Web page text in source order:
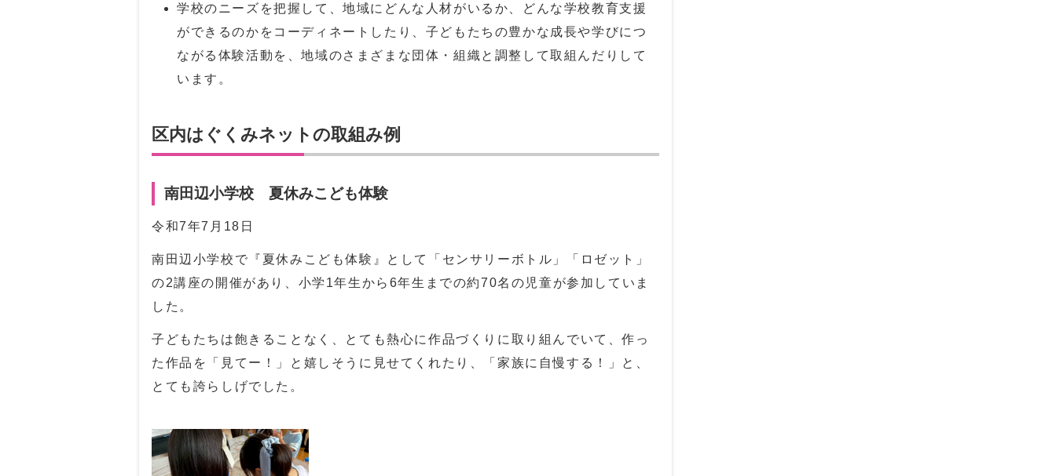
学校のニーズを把握して、地域にどんな人材がいるか、どんな学校教育支援
ができるのかをコーディネートしたり、子どもたちの豊かな成長や学びにつ
ながる体験活動を、地域のさまざまな団体・組織と調整して取組んだりして
います。
区内はぐくみネットの取組み例
南田辺小学校 夏休みこども体験
令和7年7月18日
南田辺小学校で『夏休みこども体験』として「センサリーボトル」「ロゼット」
の2講座の開催があり、小学1年生から6年生までの約70名の児童が参加していま
した。
子どもたちは飽きることなく、とても熱心に作品づくりに取り組んでいて、作っ
た作品を「見てー！」と嬉しそうに見せてくれたり、「家族に自慢する！」と、
とても誇らしげでした。